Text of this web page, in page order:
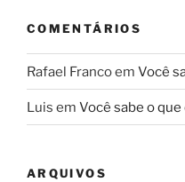
COMENTÁRIOS
Rafael Francoem Você
Luis em Você sabe o que
ARQUIVOS